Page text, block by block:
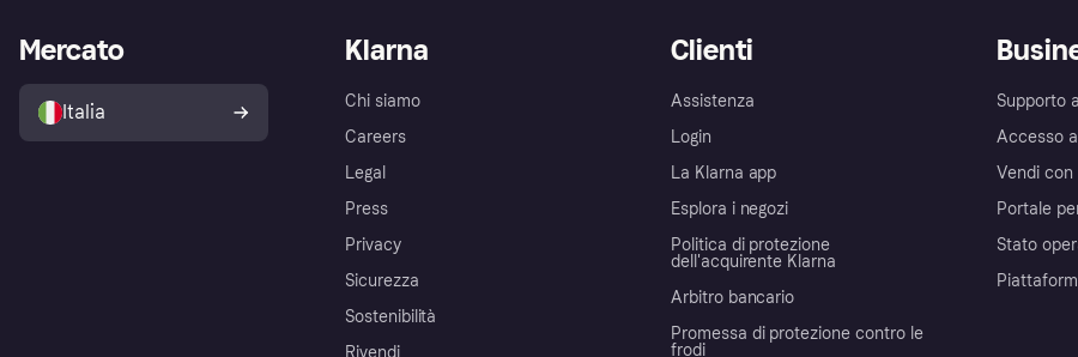
Klarna
Chi siamo
Careers
Legal
Press
Privacy
Sicurezza
Sostenibilità
Rivendi
Clienti
Assistenza
Login
La Klarna app
Esplora i negozi
Politica di protezione
dell'acquirente Klarna
Arbitro bancario
Promessa di protezione contro le
frodi
Supporto
Accesso
Vendi con
Portale
Stato
Mercato
Italia